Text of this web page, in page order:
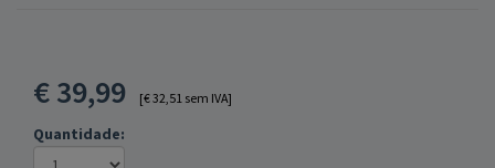
€39,99 [€ 32,51 sem IVA]
Quantidade: